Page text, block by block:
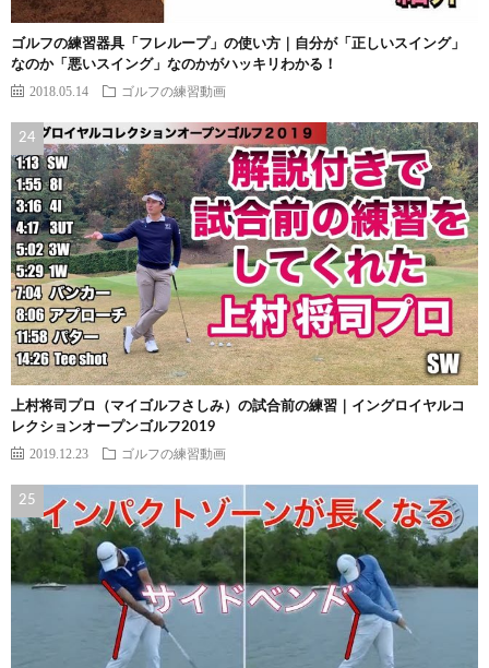
ゴルフの練習器具「フレループ」の使い方｜自分が「正しいスイング」
なのか「悪いスイング」なのかがハッキリわかる！
2018.05.14 ゴルフの練習動画
上村将司プロ（マイゴルフさしみ）の試合前の練習｜イングロイヤルコ
レクションオープンゴルフ2019
2019.12.23 ゴルフの練習動画